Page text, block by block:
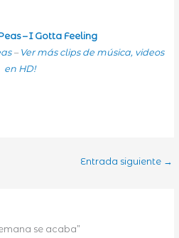
– I Gotta Feeling
– Ver más clips de música, videos
en HD!
Entrada siguiente →
se acaba”